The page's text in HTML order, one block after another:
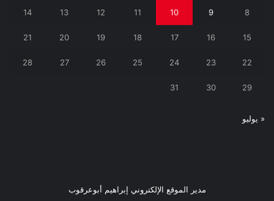
8
9
10
11
12
13
14
15
16
17
18
19
20
21
22
23
24
25
26
27
28
29
30
31
« يوليو
مدير الموقع الإلكتروني إبراهيم أبوعرقوب